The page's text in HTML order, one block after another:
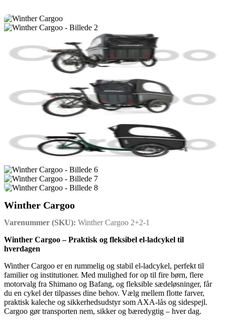
Winther Cargoo
Varenummer (SKU): Winther Cargoo 2+2-1
Winther Cargoo – Praktisk og fleksibel el-ladcykel til
hverdagen
Winther Cargoo er en rummelig og stabil el-ladcykel, perfekt til
familier og institutioner. Med mulighed for op til fire børn, flere
motorvalg fra Shimano og Bafang, og fleksible sædeløsninger, får
du en cykel der tilpasses dine behov. Vælg mellem flotte farver,
praktisk kaleche og sikkerhedsudstyr som AXA-lås og sidespejl.
Cargoo gør transporten nem, sikker og bæredygtig – hver dag.